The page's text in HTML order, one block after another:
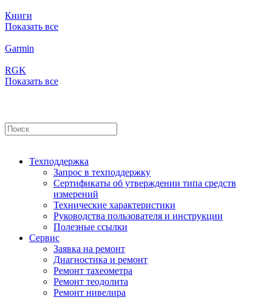
Книги
Показать все
Garmin
RGK
Показать все
Техподдержка
Запрос в техподдержку
Сертификаты об утверждении типа средств
измерений
Технические характеристики
Руководства пользователя и инструкции
Полезные ссылки
Сервис
Заявка на ремонт
Диагностика и ремонт
Ремонт тахеометра
Ремонт теодолита
Ремонт нивелира